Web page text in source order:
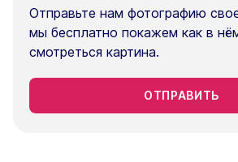
Отправьте нам фотографию
мы бесплатно покажем как в
смотреться картина.
ОТПРАВИТЬ